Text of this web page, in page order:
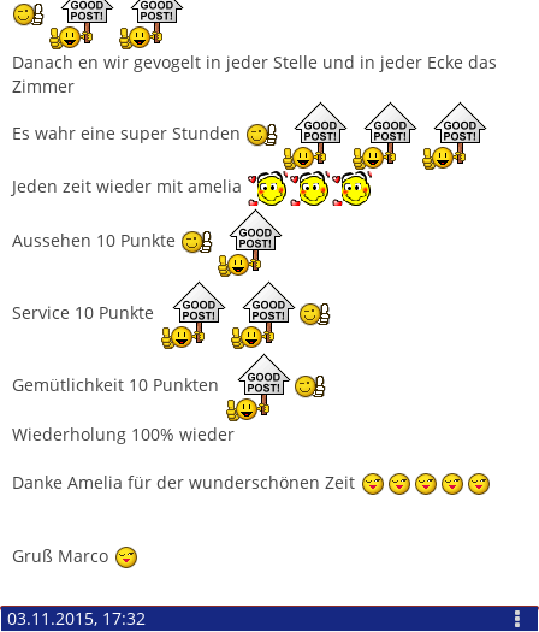
Danach en wir gevogelt in jeder Stelle und in jeder Ecke das
Zimmer
Es wahr eine super Stunden
Jeden zeit wieder mit amelia
Aussehen 10 Punkte
Service 10 Punkte
Gemütlichkeit 10 Punkten
Wiederholung 100% wieder
Danke Amelia für der wunderschönen Zeit
Gruß Marco
03.11.2015, 17:32